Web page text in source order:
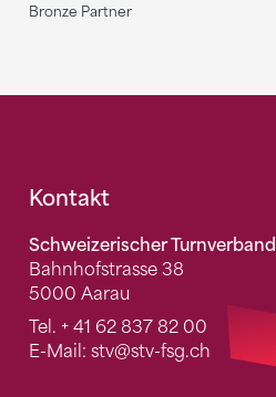
Bronze Partner
Fusszeile
Kontakt
Schweizerischer Turnverband
Bahnhofstrasse 38
5000 Aarau
Tel. + 41 62 837 82 00
E-Mail: stv@stv-fsg.ch